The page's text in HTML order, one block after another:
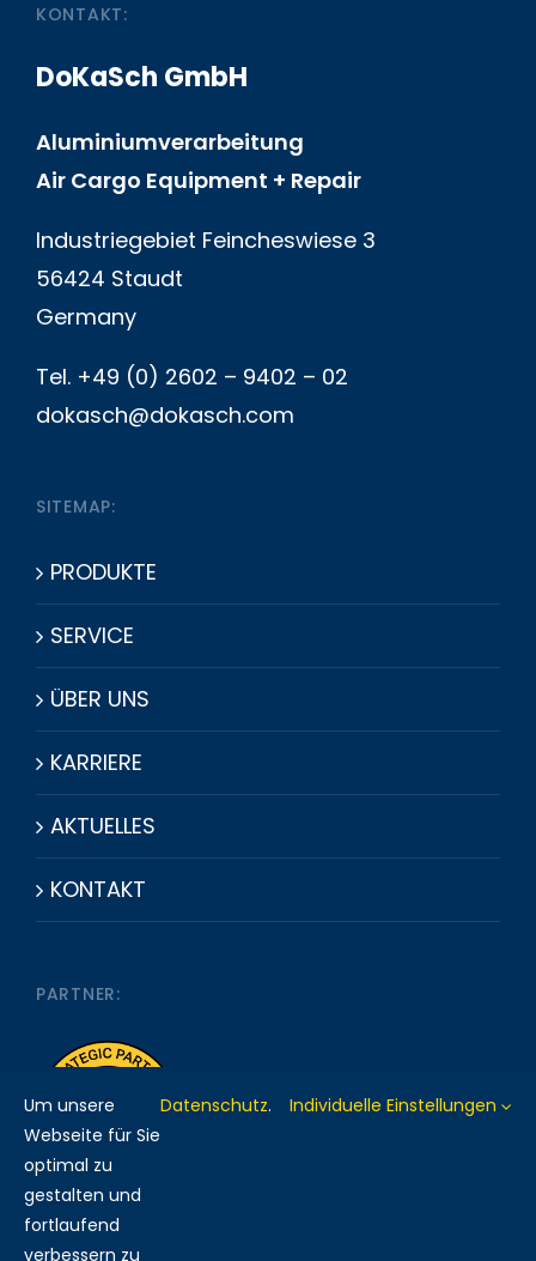
KONTAKT:
DoKaSch GmbH
Aluminiumverarbeitung
Air Cargo Equipment + Repair
Industriegebiet Feincheswiese 3
56424 Staudt
Germany
Tel. +49 (0) 2602 – 9402 – 02
dokasch@dokasch.com
SITEMAP:
PRODUKTE
SERVICE
ÜBER UNS
KARRIERE
AKTUELLES
KONTAKT
PARTNER:
Um unsere
Webseite für Sie
optimal zu
gestalten und
fortlaufend
verbessern zu
Datenschutz. Individuelle Einstellungen